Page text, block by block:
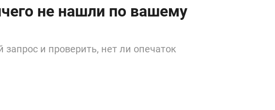
не нашли по вашему
и проверить, нет ли опечаток